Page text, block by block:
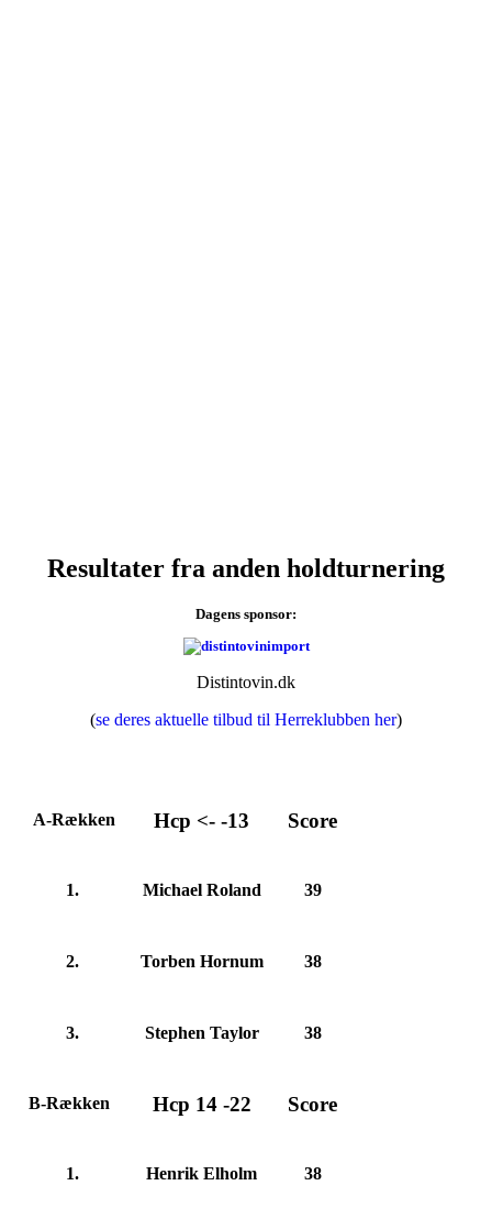
Resultater fra anden holdturnering
Dagens sponsor:
Distintovin.dk
(se deres aktuelle tilbud til Herreklubben her)
A-Rækken Hcp <- -13 Score
1. Michael Roland 39
2. Torben Hornum 38
3. Stephen Taylor 38
B-Rækken Hcp 14 -22 Score
1. Henrik Elholm 38